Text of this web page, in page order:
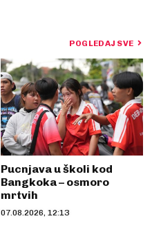
POGLEDAJ SVE
Pucnjava u školi kod
Bangkoka – osmoro
mrtvih
07.08.2026, 12:13